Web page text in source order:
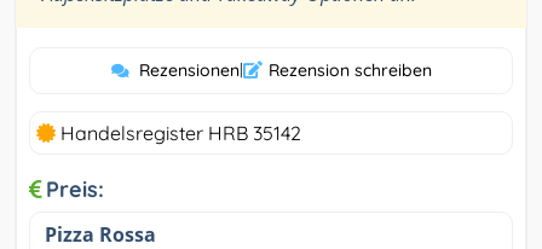
Rezensionen| Rezension schreiben
Handelsregister HRB 35142
Preis:
Pizza Rossa